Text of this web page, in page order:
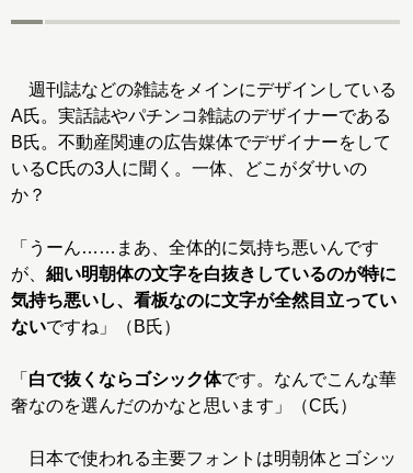
週刊誌などの雑誌をメインにデザインしている
A氏。実話誌やパチンコ雑誌のデザイナーである
B氏。不動産関連の広告媒体でデザイナーをして
いるC氏の3人に聞く。一体、どこがダサいの
か？
「うーん……まあ、全体的に気持ち悪いんです
が、 細い明朝体の文字を白抜きしているのが特に
気持ち悪いし、看板なのに文字が全然目立ってい
ないですね」（B氏）
「 白で抜くならゴシック体です。なんでこんな華
奢なのを選んだのかなと思います」（C氏）
日本で使われる主要フォントは明朝体とゴシッ